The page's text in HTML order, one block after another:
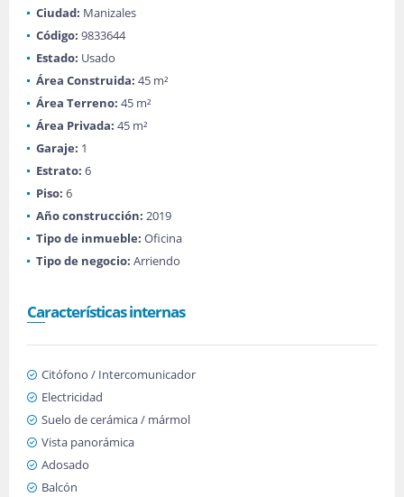
Ciudad: Manizales
Código: 9833644
Estado: Usado
Área Construida: 45 m²
Área Terreno: 45 m²
Área Privada: 45 m²
Garaje: 1
Estrato: 6
Piso: 6
Año construcción: 2019
Tipo de inmueble: Oficina
Tipo de negocio: Arriendo
Características internas
Citófono / Intercomunicador
Electricidad
Suelo de cerámica / mármol
Vista panorámica
Adosado
Balcón